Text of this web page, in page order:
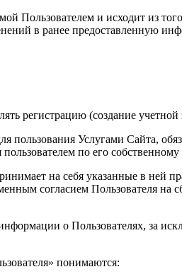
Пользователем и исходит из
в ранее предоставленную
регистрацию (создание учетной
Услугами Сайта,
по его
на себя указанные в ней
согласием Пользователя
о Пользователях, за
понимаются: